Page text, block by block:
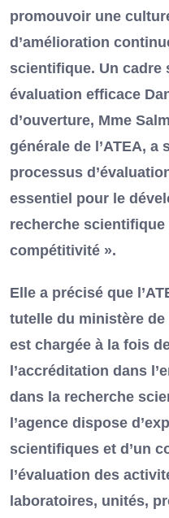
promouvoir une
d’amélioration
scientifique. Un cadre
évaluation efficace
d’ouverture, Mme
générale de l’ATEA,
processus
essentiel pour le
recherche scientifique
compétitivité ».
Elle a précisé que
tutelle du ministère de
est chargée à la fois
l’accréditation dans
dans la recherche
l’agence dispose
scientifiques et d’un
l’évaluation des
laboratoires, unités,